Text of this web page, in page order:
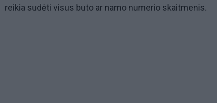
reikia sudėti visus buto ar namo numerio skaitmenis.